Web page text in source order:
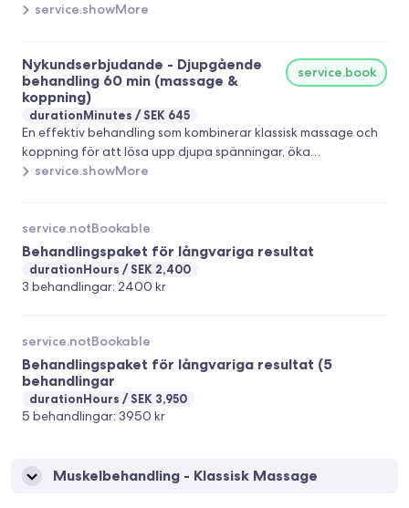
cirkulationen och påskynda kroppens återhämtning. Passar
efter dina behov. Rekommenderas i kur om 3–5 behandlingar
för bästa resultat. Välkommen att boka!
service.showMore
Nykundserbjudande - Djupgående
behandling 60 min (massage &
koppning)
durationMinutes SEK 645
service.book
En effektiv behandling som kombinerar klassisk massage och
koppning för att lösa upp djupa spänningar, öka
cirkulationen och påskynda kroppens återhämtning. Passar
efter dina behov. Rekommenderas i kur om 3–5 behandlingar
för bästa resultat. Välkommen att boka!
service.showMore
Behandlingspaket för långvariga resultat
durationHours SEK 2,400
service.notBookable
3 behandlingar: 2400 kr
Behandlingspaket för långvariga resultat (5
behandlingar
durationHours SEK 3,950
service.notBookable
5 behandlingar: 3950 kr
Muskelbehandling - Klassisk Massage